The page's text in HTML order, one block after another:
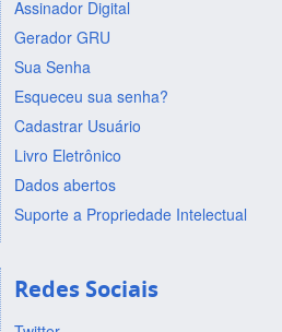
Assinador Digital
Gerador GRU
Sua Senha
Esqueceu sua senha?
Cadastrar Usuário
Livro Eletrônico
Dados abertos
Suporte a Propriedade Intelectual
Redes Sociais